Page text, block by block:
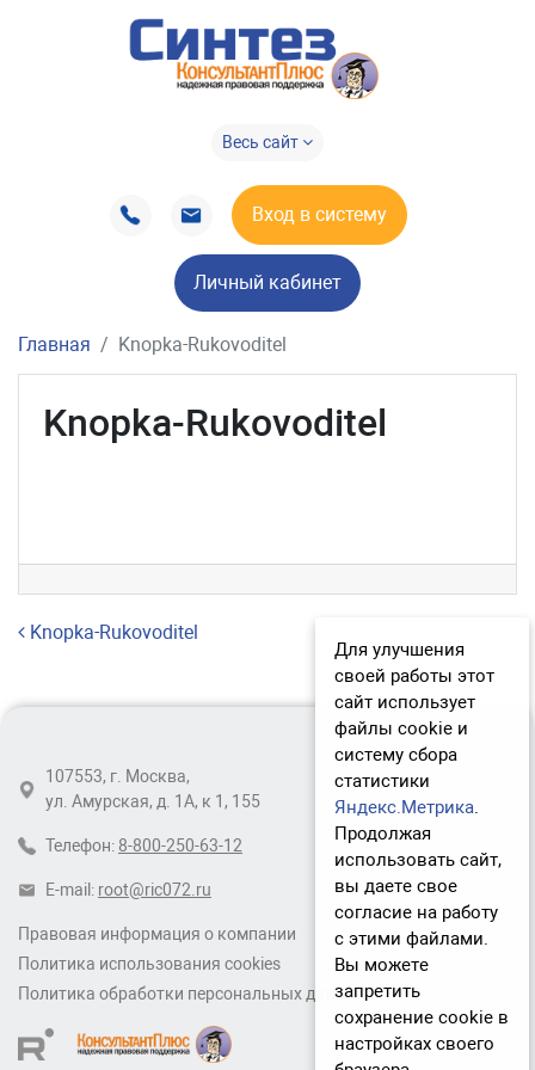
Весь сайт
Вход в систему
Личный кабинет
Главная Knopka-Rukovoditel
Knopka-Rukovoditel
Навигация по записям
Knopka-Rukovoditel
Правовая информация о компании
Политика использования cookies
Политика обработки персональных данных
107553, г. Москва,
ул. Амурская, д. 1А, к 1, 155
Телефон: 8-800-250-63-12
E-mail: root@ric072.ru
Для улучшения
своей работы этот
сайт использует
файлы cookie и
систему сбора
статистики
Яндекс.Метрика.
Продолжая
использовать сайт,
вы даете свое
согласие на работу
с этими файлами.
Вы можете
запретить
сохранение cookie в
настройках своего